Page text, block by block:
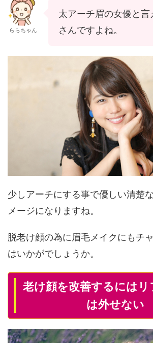
ららちゃん
太アーチ眉の女優と
さんですよね。
少しアーチにする事で優しい清楚
メージになりますね。
脱老け顔の為に眉毛メイクにもチ
はいかがでしょうか。
老け顔を改善するには
は外せない